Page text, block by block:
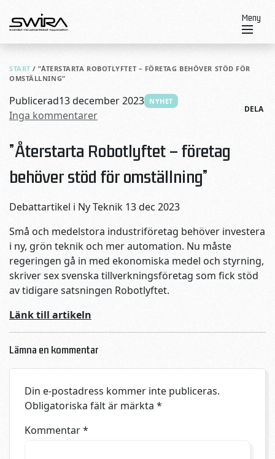
Meny
START / ”ÅTERSTARTA ROBOTLYFTET – FÖRETAG BEHÖVER STÖD FÖR
OMSTÄLLNING”
Publicerad13 december 2023 NYHET
Inga kommentarer DELA
”Återstarta Robotlyftet – företag
behöver stöd för omställning”
Debattartikel i Ny Teknik 13 dec 2023
Små och medelstora industriföretag behöver investera
i ny, grön teknik och mer automation. Nu måste
regeringen gå in med ekonomiska medel och styrning,
skriver sex svenska tillverkningsföretag som fick stöd
av tidigare satsningen Robotlyftet.
Länk till artikeln
Lämna en kommentar
Din e-postadress kommer inte publiceras.
Obligatoriska fält är märkta *
Kommentar*